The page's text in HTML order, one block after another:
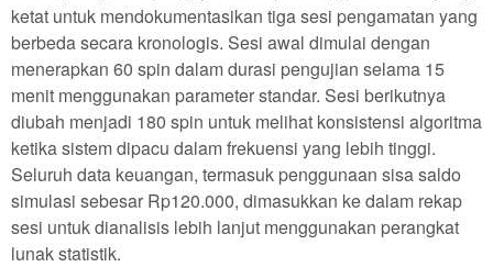
ketat untuk mendokumentasikan tiga sesi pengamatan yang
berbeda secara kronologis. Sesi awal dimulai dengan
menerapkan 60 spin dalam durasi pengujian selama 15
menit menggunakan parameter standar. Sesi berikutnya
diubah menjadi 180 spin untuk melihat konsistensi algoritma
ketika sistem dipacu dalam frekuensi yang lebih tinggi.
Seluruh data keuangan, termasuk penggunaan sisa saldo
simulasi sebesar Rp120.000, dimasukkan ke dalam rekap
sesi untuk dianalisis lebih lanjut menggunakan perangkat
lunak statistik.